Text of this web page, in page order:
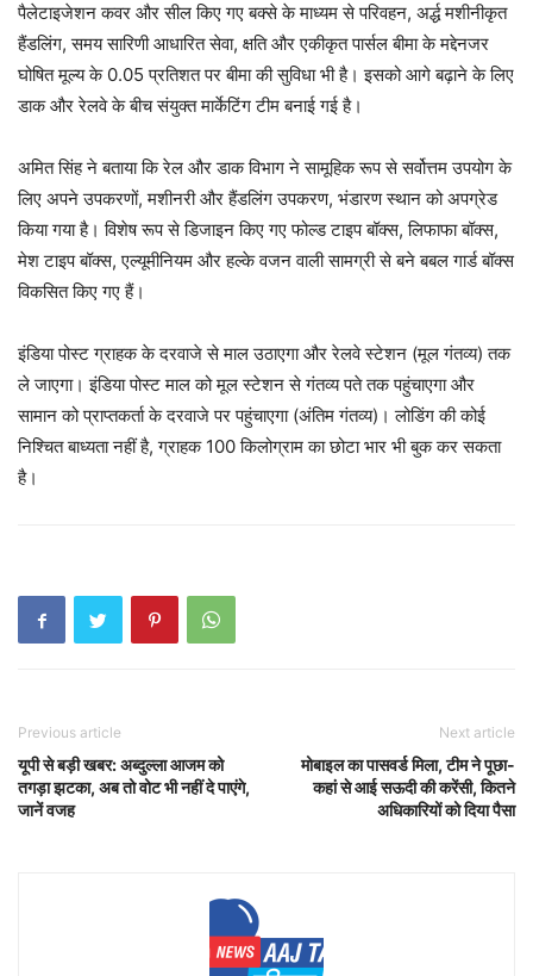
पैलेटाइजेशन कवर और सील किए गए बक्से के माध्यम से परिवहन, अर्द्ध मशीनीकृत
हैंडलिंग, समय सारिणी आधारित सेवा, क्षति और एकीकृत पार्सल बीमा के मद्देनजर
घोषित मूल्य के 0.05 प्रतिशत पर बीमा की सुविधा भी है। इसको आगे बढ़ाने के लिए
डाक और रेलवे के बीच संयुक्त मार्केटिंग टीम बनाई गई है।
अमित सिंह ने बताया कि रेल और डाक विभाग ने सामूहिक रूप से सर्वोत्तम उपयोग के
लिए अपने उपकरणों, मशीनरी और हैंडलिंग उपकरण, भंडारण स्थान को अपग्रेड
किया गया है। विशेष रूप से डिजाइन किए गए फोल्ड टाइप बॉक्स, लिफाफा बॉक्स,
मेश टाइप बॉक्स, एल्यूमीनियम और हल्के वजन वाली सामग्री से बने बबल गार्ड बॉक्स
विकसित किए गए हैं।
इंडिया पोस्ट ग्राहक के दरवाजे से माल उठाएगा और रेलवे स्टेशन (मूल गंतव्य) तक
ले जाएगा। इंडिया पोस्ट माल को मूल स्टेशन से गंतव्य पते तक पहुंचाएगा और
सामान को प्राप्तकर्ता के दरवाजे पर पहुंचाएगा (अंतिम गंतव्य)। लोडिंग की कोई
निश्चित बाध्यता नहीं है, ग्राहक 100 किलोग्राम का छोटा भार भी बुक कर सकता
है।
Previous article
यूपी से बड़ी खबर: अब्दुल्ला आजम को
तगड़ा झटका, अब तो वोट भी नहीं दे पाएंगे,
जानें वजह
Next article
मोबाइल का पासवर्ड मिला, टीम ने पूछा-
कहां से आई सऊदी की करेंसी, कितने
अधिकारियों को दिया पैसा